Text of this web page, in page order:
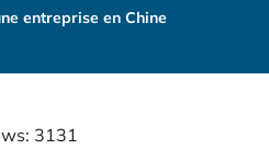
entreprise en Chine
3131